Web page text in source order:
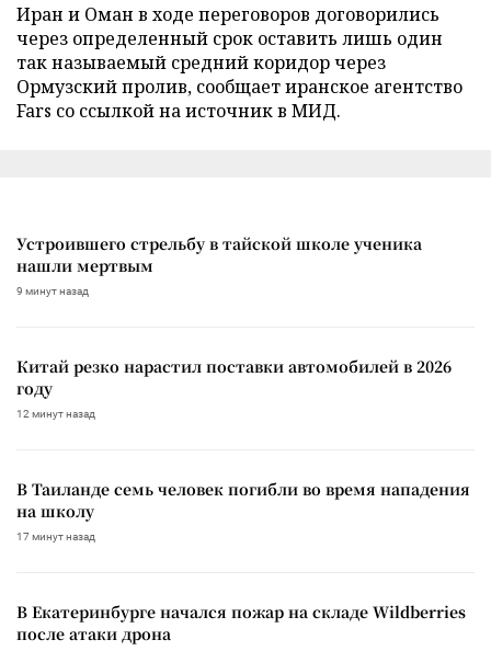
Иран и Оман в ходе переговоров договорились
через определенный срок оставить лишь один
так называемый средний коридор через
Ормузский пролив, сообщает иранское агентство
Fars со ссылкой на источник в МИД.
Устроившего стрельбу в тайской школе ученика
нашли мертвым
9 минут назад
Китай резко нарастил поставки автомобилей в 2026
году
12 минут назад
В Таиланде семь человек погибли во время нападения
на школу
17 минут назад
В Екатеринбурге начался пожар на складе Wildberries
после атаки дрона